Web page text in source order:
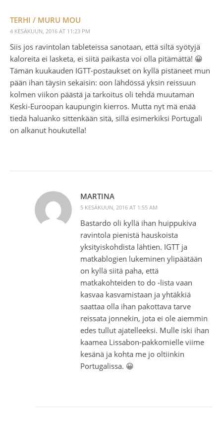
TERHI / MURU MOU
4 KESÄKUUN, 2016 AT 11:23 PM
Siis jos ravintolan tableteissa sanotaan, että siltä syötyjä
kaloreita ei lasketa, ei siitä paikasta voi olla pitämättä! 😀
Tämän kuukauden IGTT-postaukset on kyllä pistäneet mun
pään ihan täysin sekaisin: oon lähdössä yksin reissuun
kolmen viikon päästä ja tarkoitus oli tehdä muutaman
Keski-Euroopan kaupungin kierros. Mutta nyt mä enää
tiedä haluanko sittenkään sitä, sillä esimerkiksi Portugali
on alkanut houkutella!
MARTINA
5 KESÄKUUN, 2016 AT 1:55 AM
Bastardo oli kyllä ihan huippukiva
ravintola pienistä hauskoista
yksityiskohdista lähtien. IGTT ja
matkablogien lukeminen ylipäätään
on kyllä siitä paha, että
matkakohteiden to do -lista vaan
kasvaa kasvamistaan ja yhtäkkiä
saattaa olla ihan pakottava tarve
reissata jonnekin, jota ei ole aiemmin
edes tullut ajatelleeksi. Mulle iski ihan
kaamea Lissabon-pakkomielle viime
kesänä ja kohta me jo oltiinkin
Portugalissa. 😀